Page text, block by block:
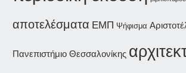
αποτελέσματα ΕΜΠ Ψήφισμα
Πανεπιστήμιο Θεσσαλονίκης